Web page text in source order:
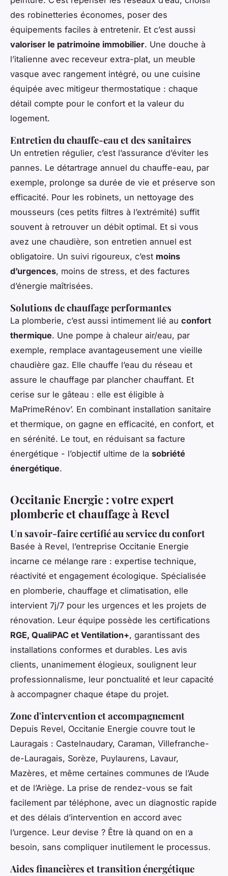
des robinetteries économes, poser des
équipements faciles à entretenir. Et c’est aussi
valoriser le patrimoine immobilier. Une douche à
l’italienne avec receveur extra-plat, un meuble
vasque avec rangement intégré, ou une cuisine
équipée avec mitigeur thermostatique : chaque
détail compte pour le confort et la valeur du
logement.
Entretien du chauffe-eau et des sanitaires
Un entretien régulier, c’est l’assurance d’éviter les
pannes. Le détartrage annuel du chauffe-eau, par
exemple, prolonge sa durée de vie et préserve son
efficacité. Pour les robinets, un nettoyage des
mousseurs (ces petits filtres à l’extrémité) suffit
souvent à retrouver un débit optimal. Et si vous
avez une chaudière, son entretien annuel est
obligatoire. Un suivi rigoureux, c’est moins
d’urgences, moins de stress, et des factures
d’énergie maîtrisées.
Solutions de chauffage performantes
La plomberie, c’est aussi intimement lié au confort
thermique. Une pompe à chaleur air/eau, par
exemple, remplace avantageusement une vieille
chaudière gaz. Elle chauffe l’eau du réseau et
assure le chauffage par plancher chauffant. Et
cerise sur le gâteau : elle est éligible à
MaPrimeRénov’. En combinant installation sanitaire
et thermique, on gagne en efficacité, en confort, et
en sérénité. Le tout, en réduisant sa facture
énergétique - l’objectif ultime de la sobriété
énergétique.
Occitanie Energie : votre expert
plomberie et chauffage à Revel
Un savoir-faire certifié au service du confort
Basée à Revel, l’entreprise Occitanie Energie
incarne ce mélange rare : expertise technique,
réactivité et engagement écologique. Spécialisée
en plomberie, chauffage et climatisation, elle
intervient 7j/7 pour les urgences et les projets de
rénovation. Leur équipe possède les certifications
RGE, QualiPAC et Ventilation+, garantissant des
installations conformes et durables. Les avis
clients, unanimement élogieux, soulignent leur
professionnalisme, leur ponctualité et leur capacité
à accompagner chaque étape du projet.
Zone d'intervention et accompagnement
Depuis Revel, Occitanie Energie couvre tout le
Lauragais : Castelnaudary, Caraman, Villefranche-
de-Lauragais, Sorèze, Puylaurens, Lavaur,
Mazères, et même certaines communes de l’Aude
et de l’Ariège. La prise de rendez-vous se fait
facilement par téléphone, avec un diagnostic rapide
et des délais d’intervention en accord avec
l’urgence. Leur devise ? Être là quand on en a
besoin, sans compliquer inutilement le processus.
Aides financières et transition énergétique